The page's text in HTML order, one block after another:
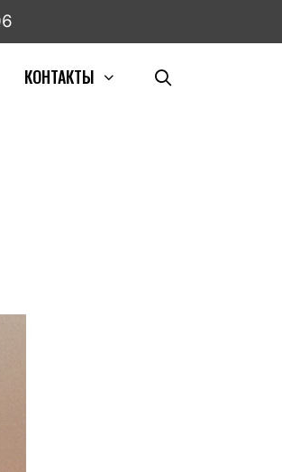
КОНТАКТЫ